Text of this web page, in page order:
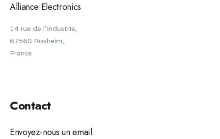
Alliance Electronics
14 rue de l'Industrie,
67560 Rosheim,
France
Contact
Envoyez-nous un email